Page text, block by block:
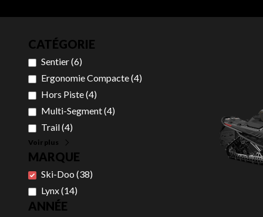
CATÉGORIE
Sentier(6)
Ergonomie Compacte(4)
Hors Piste(4)
Multi-Segment(4)
Trail(4)
Voir plus
MARQUE
Ski-Doo (38)
Lynx(14)
ANNÉE